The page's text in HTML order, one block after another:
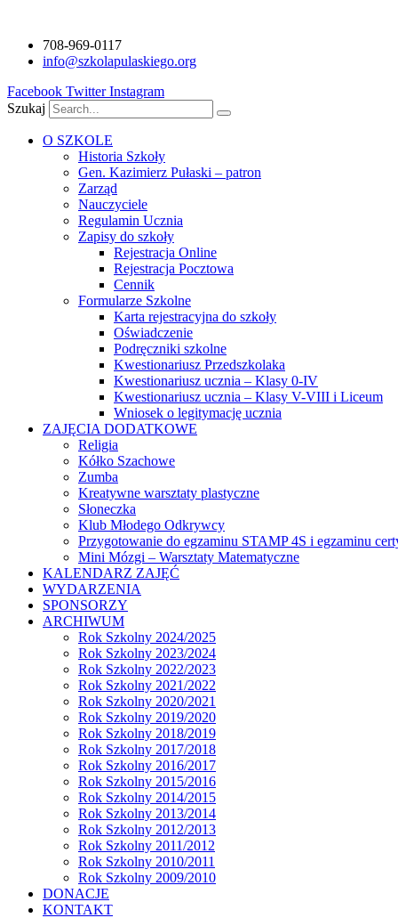
treści
708-969-0117
info@szkolapulaskiego.org
Facebook Twitter Instagram
Szukaj
O SZKOLE
Historia Szkoły
Gen. Kazimierz Pułaski – patron
Zarząd
Nauczyciele
Regulamin Ucznia
Zapisy do szkoły
Rejestracja Online
Rejestracja Pocztowa
Cennik
Formularze Szkolne
Karta rejestracyjna do szkoły
Oświadczenie
Podręczniki szkolne
Kwestionariusz Przedszkolaka
Kwestionariusz ucznia – Klasy 0-IV
Kwestionariusz ucznia – Klasy V-VIII i Liceum
Wniosek o legitymację ucznia
ZAJĘCIA DODATKOWE
Religia
Kółko Szachowe
Zumba
Kreatywne warsztaty plastyczne
Słoneczka
Klub Młodego Odkrywcy
Przygotowanie do egzaminu STAMP 4S i egzaminu
Mini Mózgi – Warsztaty Matematyczne
KALENDARZ ZAJĘĆ
WYDARZENIA
SPONSORZY
ARCHIWUM
Rok Szkolny 2024/2025
Rok Szkolny 2023/2024
Rok Szkolny 2022/2023
Rok Szkolny 2021/2022
Rok Szkolny 2020/2021
Rok Szkolny 2019/2020
Rok Szkolny 2018/2019
Rok Szkolny 2017/2018
Rok Szkolny 2016/2017
Rok Szkolny 2015/2016
Rok Szkolny 2014/2015
Rok Szkolny 2013/2014
Rok Szkolny 2012/2013
Rok Szkolny 2011/2012
Rok Szkolny 2010/2011
Rok Szkolny 2009/2010
DONACJE
KONTAKT